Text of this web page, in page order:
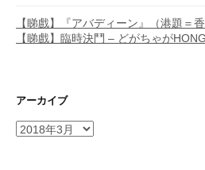
【睇戲】『アバディーン』（港題＝
【睇戲】臨時決鬥 – どがちゃが
アーカイブ
ア